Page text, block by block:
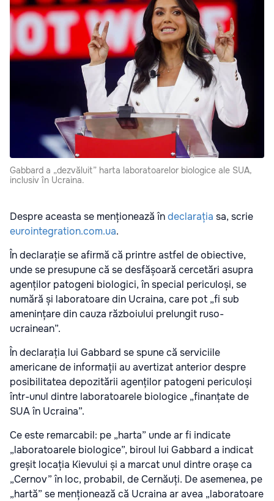
Gabbard a „dezvăluit” harta laboratoarelor biologice ale SUA,
inclusiv în Ucraina.
Despre aceasta se menționează îndeclarația sa, scrie
eurointegration.com.ua.
În declarație se afirmă că printre astfel de obiective,
unde se presupune că se desfășoară cercetări asupra
agenților patogeni biologici, în special periculoși, se
numără și laboratoare din Ucraina, care pot „fi sub
amenințare din cauza războiului prelungit ruso-
ucrainean”.
În declarația lui Gabbard se spune că serviciile
americane de informații au avertizat anterior despre
posibilitatea depozitării agenților patogeni periculoși
într-unul dintre laboratoarele biologice „finanțate de
SUA în Ucraina”.
Ce este remarcabil: pe „harta” unde ar fi indicate
„laboratoarele biologice”, biroul lui Gabbard a indicat
greșit locația Kievului și a marcat unul dintre orașe ca
„Cernov” în loc, probabil, de Cernăuți. De asemenea, pe
„hartă” se menționează că Ucraina ar avea „laboratoare